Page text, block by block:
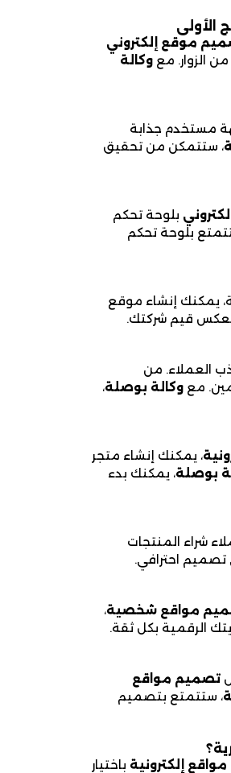
الأولى
موقع إلكتروني
الزوار. مع وكالة
مستخدم جذابة
، ستتمكن من تحقيق
بلوحة تحكم
بلوحة تحكم
يمكنك إنشاء موقع
قيم شركتك.
العملاء. من
مع وكالة بوصلة،
، يمكنك إنشاء متجر
بوصلة، يمكنك بدء
شراء المنتجات
تصميم احترافي.
مواقع شخصية،
الرقمية بكل ثقة.
تصميم مواقع
، ستتمتع بتصميم
إلكترونية باختيار